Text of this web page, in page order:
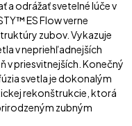
odrážať svetelné lúče v
ES Flow verne
zubov. Vykazuje
v nepriehľadnejších
v priesvitnejších. Konečný
svetla je dokonalým
rekonštrukcie, ktorá
zubným